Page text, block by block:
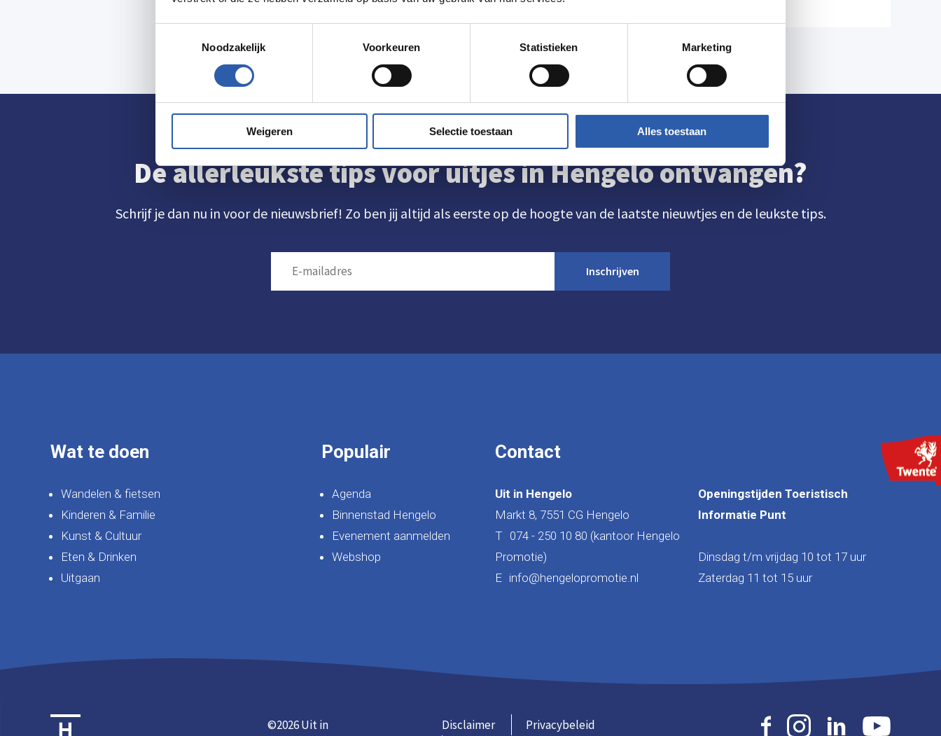
Noodzakelijk
Voorkeuren Statistieken Marketing
Weigeren Selectie toestaan Alles toestaan
De allerleukste tips voor uitjes in Hengelo ontvangen?
Schrijf je dan nu in voor de nieuwsbrief! Zo ben jij altijd als eerste op de hoogte van de laatste nieuwtjes en de leukste tips.
Inschrijven
Wat te doen
Wandelen & fietsen
Kinderen & Familie
Kunst & Cultuur
Eten & Drinken
Uitgaan
Populair
Agenda
Binnenstad Hengelo
Evenement aanmelden
Webshop
Contact
Uit in Hengelo
Markt 8, 7551 CG Hengelo
T 074 - 250 10 80 (kantoor Hengelo
Promotie)
E info@hengelopromotie.nl
Openingstijden Toeristisch
Informatie Punt
Dinsdag t/m vrijdag 10 tot 17 uur
Zaterdag 11 tot 15 uur
©2026 Uit in Disclaimer Privacybeleid